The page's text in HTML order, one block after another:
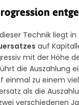
Technik liegt
auf
mit der Höhe
die Auszahlung
einmal zu einem
als die
verschiedenen